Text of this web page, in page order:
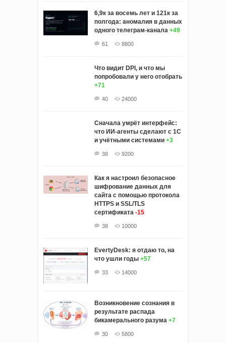
6,9к за восемь лет и 121к за
полгода: аномалия в данных
одного телеграм-канала +49
61 8800
Что видит DPI, и что мы
попробовали у него отобрать
+71
40 24000
Сначала умрёт интерфейс:
что ИИ-агенты сделают с 1С
и учётными системами +3
38 9200
Как я настроил безопасное
шифрование данных для
сайта с помощью протокола
HTTPS и SSL/TLS
сертификата -15
38 10000
EvertyDesk: я отдаю то, на
что ушли годы +57
33 14000
Возникновение сознания в
результате распада
бикамерального разума +7
30 5800